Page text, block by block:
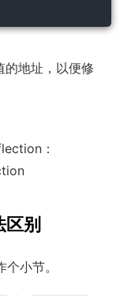
的地址，以便修
：
别
小节。